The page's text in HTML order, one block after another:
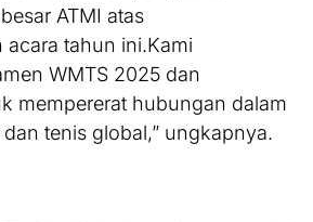
ATMI atas
acara tahun ini.Kami
WMTS 2025 dan
mempererat hubungan dalam
tenis global,” ungkapnya.